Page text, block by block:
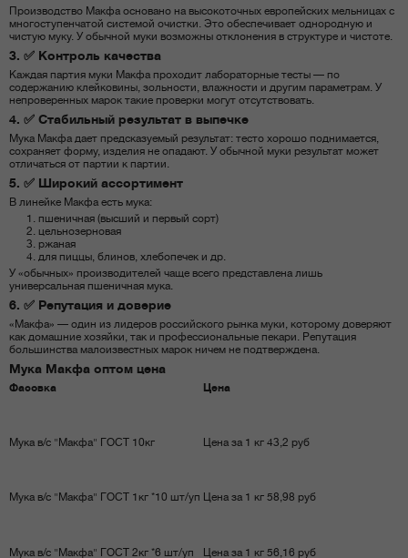
Производство Макфа основано на высокоточных европейских мельницах с
многоступенчатой системой очистки. Это обеспечивает однородную и
чистую муку. У обычной муки возможны отклонения в структуре и чистоте.
3. ✅ Контроль качества
Каждая партия муки Макфа проходит лабораторные тесты — по
содержанию клейковины, зольности, влажности и другим параметрам. У
непроверенных марок такие проверки могут отсутствовать.
4. ✅ Стабильный результат в выпечке
Мука Макфа дает предсказуемый результат: тесто хорошо поднимается,
сохраняет форму, изделия не опадают. У обычной муки результат может
отличаться от партии к партии.
5. ✅ Широкий ассортимент
В линейке Макфа есть мука:
пшеничная (высший и первый сорт)
цельнозерновая
ржаная
для пиццы, блинов, хлебопечек и др.
У «обычных» производителей чаще всего представлена лишь
универсальная пшеничная мука.
6. ✅ Репутация и доверие
«Макфа» — один из лидеров российского рынка муки, которому доверяют
как домашние хозяйки, так и профессиональные пекари. Репутация
большинства малоизвестных марок ничем не подтверждена.
Мука Макфа оптом цена
Фасовка Цена
Мука в/с "Макфа" ГОСТ 10кг Цена за 1 кг 43,2 руб
Мука в/с "Макфа" ГОСТ 1кг *10 шт/уп Цена за 1 кг 58,98 руб
Мука в/с "Макфа" ГОСТ 2кг *6 шт/уп Цена за 1 кг 56,16 руб